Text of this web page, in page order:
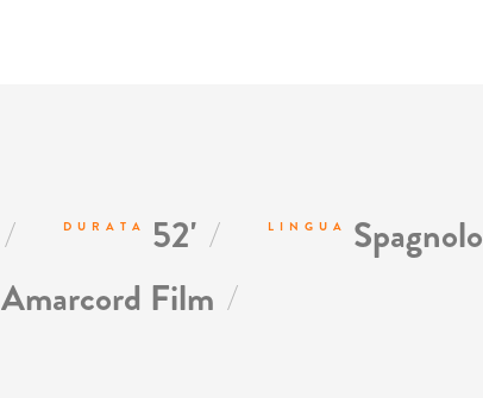
/ DURATA 52' / LINGUA Spagnolo
Amarcord Film /